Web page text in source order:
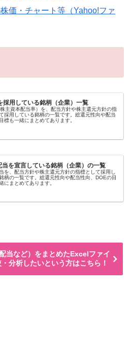
価・チャート等（Yahoo!ファ
採用している銘柄（企業）一覧
主資本配当率）を、配当方針や株主還元方針の指
採用している銘柄の一覧です。総還元性向や配当
標も一緒にまとめてあります。
当を宣言している銘柄（企業）の一覧
を、配当方針や株主還元方針の指標として採用し
柄の一覧です。総還元性向や配当性向、DOEの目
にまとめてあります。
当など）をまとめたExcelファイ
分析したいという方はこちら！